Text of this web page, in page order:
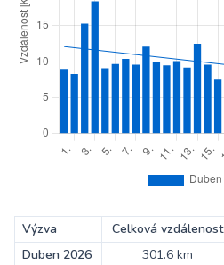
Výzva Celková vzdálenost
Duben 2026
301.6 km